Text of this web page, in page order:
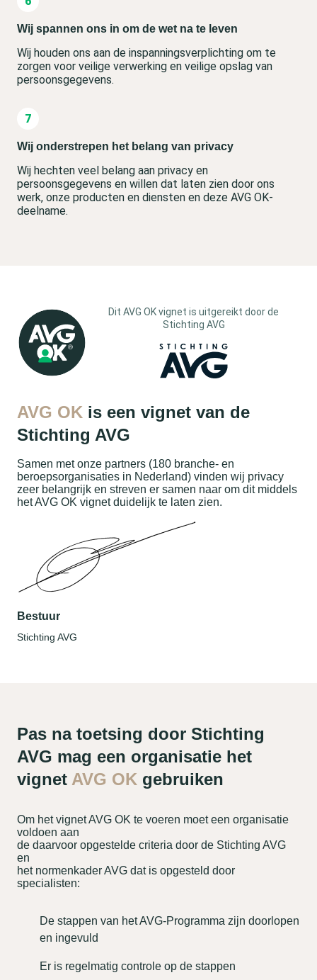
Wij spannen ons in om de wet na te leven
Wij houden ons aan de inspanningsverplichting om te
zorgen voor veilige verwerking en veilige opslag van
persoonsgegevens.
Wij onderstrepen het belang van privacy
Wij hechten veel belang aan privacy en
persoonsgegevens en willen dat laten zien door ons
werk, onze producten en diensten en deze AVG OK-
deelname.
Dit AVG OK vignet is uitgereikt door de
Stichting AVG
AVG OK is een vignet van de
Stichting AVG
Samen met onze partners (180 branche- en
beroepsorganisaties in Nederland) vinden wij privacy
zeer belangrijk en streven er samen naar om dit middels
het AVG OK vignet duidelijk te laten zien.
Bestuur
Stichting AVG
Pas na toetsing door Stichting
AVG mag een organisatie het
vignet AVG OK gebruiken
Om het vignet AVG OK te voeren moet een organisatie
voldoen aan
de daarvoor opgestelde criteria door de Stichting AVG
en
het normenkader AVG dat is opgesteld door
specialisten:
De stappen van het AVG-Programma zijn doorlopen
en ingevuld
Er is regelmatig controle op de stappen